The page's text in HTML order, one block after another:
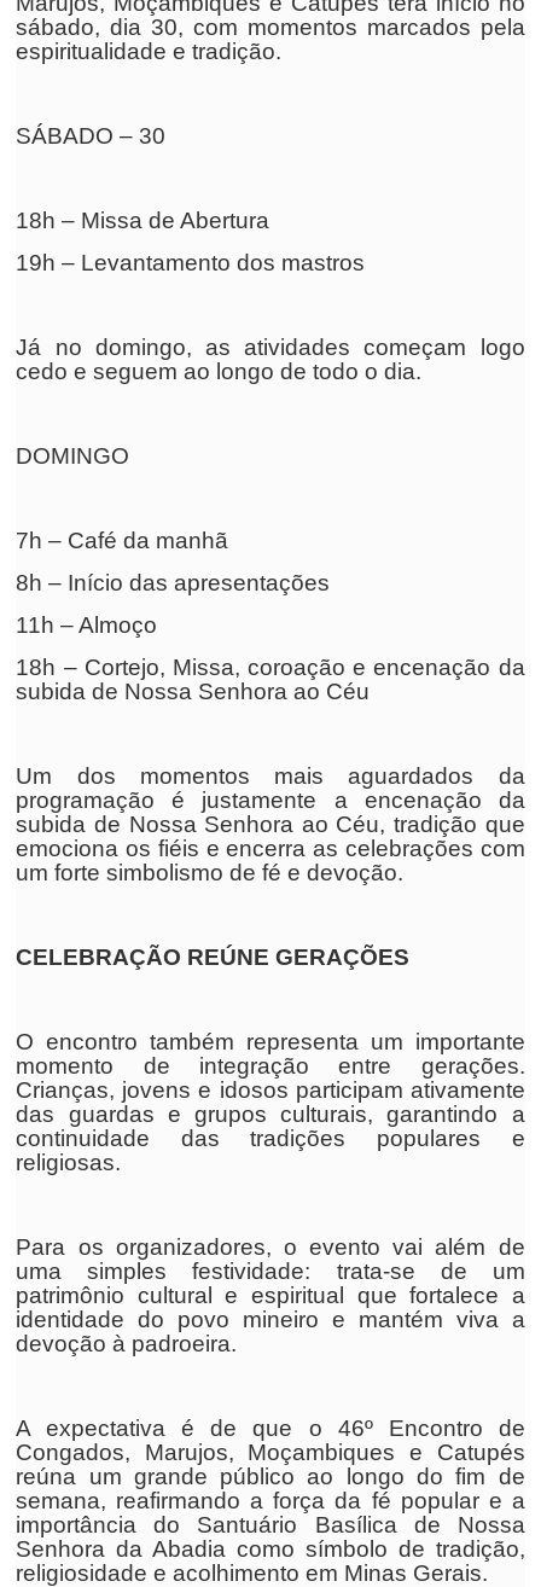
sábado, dia 30, com momentos marcados pela
espiritualidade e tradição.
SÁBADO – 30
18h – Missa de Abertura
19h – Levantamento dos mastros
Já no domingo, as atividades começam logo
cedo e seguem ao longo de todo o dia.
DOMINGO
7h – Café da manhã
8h – Início das apresentações
11h – Almoço
18h – Cortejo, Missa, coroação e encenação da
subida de Nossa Senhora ao Céu
Um dos momentos mais aguardados da
programação é justamente a encenação da
subida de Nossa Senhora ao Céu, tradição que
emociona os fiéis e encerra as celebrações com
um forte simbolismo de fé e devoção.
CELEBRAÇÃO REÚNE GERAÇÕES
O encontro também representa um importante
momento de integração entre gerações.
Crianças, jovens e idosos participam ativamente
das guardas e grupos culturais, garantindo a
continuidade das tradições populares e
religiosas.
Para os organizadores, o evento vai além de
uma simples festividade: trata-se de um
patrimônio cultural e espiritual que fortalece a
identidade do povo mineiro e mantém viva a
devoção à padroeira.
A expectativa é de que o 46º Encontro de
Congados, Marujos, Moçambiques e Catupés
reúna um grande público ao longo do fim de
semana, reafirmando a força da fé popular e a
importância do Santuário Basílica de Nossa
Senhora da Abadia como símbolo de tradição,
religiosidade e acolhimento em Minas Gerais.